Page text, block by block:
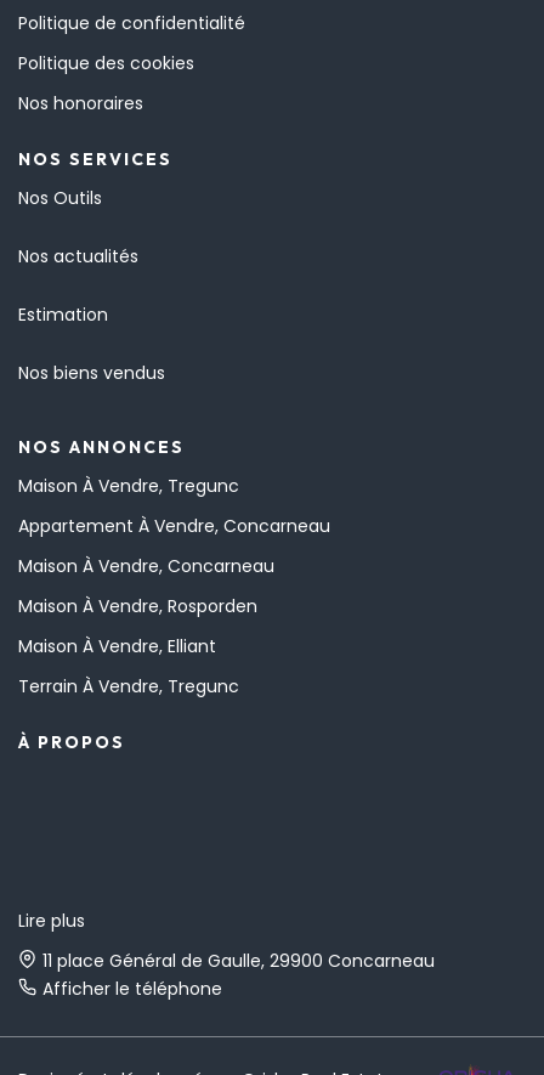
Politique de confidentialité
Politique des cookies
Nos honoraires
NOS SERVICES
Nos Outils
Nos actualités
Estimation
Nos biens vendus
NOS ANNONCES
Maison À Vendre, Tregunc
Appartement À Vendre, Concarneau
Maison À Vendre, Concarneau
Maison À Vendre, Rosporden
Maison À Vendre, Elliant
Terrain À Vendre, Tregunc
À PROPOS
Lire plus
11 place Général de Gaulle, 29900 Concarneau
Afficher le téléphone